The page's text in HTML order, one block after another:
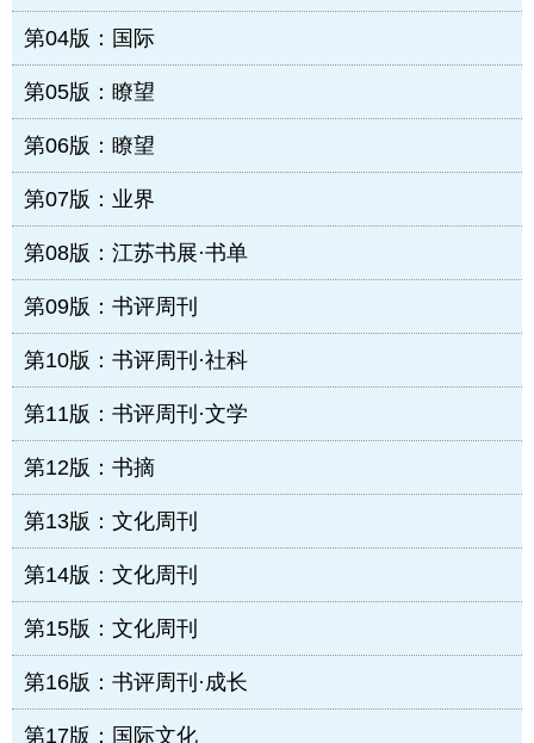
第04版：国际
第05版：瞭望
第06版：瞭望
第07版：业界
第08版：江苏书展·书单
第09版：书评周刊
第10版：书评周刊·社科
第11版：书评周刊·文学
第12版：书摘
第13版：文化周刊
第14版：文化周刊
第15版：文化周刊
第16版：书评周刊·成长
第17版：国际文化